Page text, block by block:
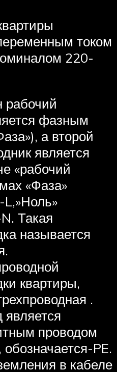
током
220-
рабочий
фазным
а второй
является
«рабочий
«Фаза»
L,»Ноль»
Такая
называется
квартиры,
.
является
проводом
PE.
в кабеле